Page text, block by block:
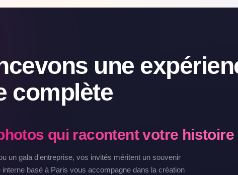
une
complète
qui racontent votre histoire
un gala d'entreprise, vos invités méritent un souvenir
basé à Paris vous accompagne dans la création